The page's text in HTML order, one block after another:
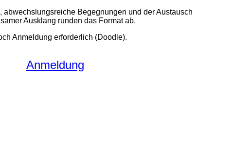
abwechslungsreiche Begegnungen und der Austausch
Ausklang runden das Format ab.
erforderlich (Doodle).
Anmeldung